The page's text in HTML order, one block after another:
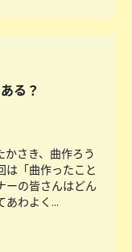
る？
さき、曲作ろう
は「曲作ったこと
ーの皆さんはどん
あわよく...